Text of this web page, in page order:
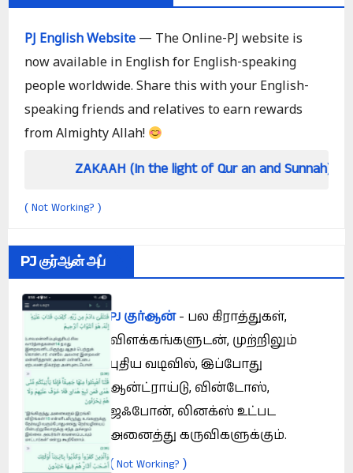
PJ English Website — The Online-PJ website is
now available in English for English-speaking
people worldwide. Share this with your English-
speaking friends and relatives to earn rewards
from Almighty Allah!
(In the light of Qur an and Sunnah)
( Not Working? )
PJ குர்ஆன் அப்
PJ குர்ஆன்- பல கிராத்துகள்,
விளக்கங்களுடன், முற்றிலும்
புதிய வடிவில், இப்போது
ஆன்ட்ராய்டு, வின்டோஸ்,
ஜஃபோன், லினக்ஸ் உட்பட
அனைத்து கருவிகளுக்கும்.
(Not Working? )